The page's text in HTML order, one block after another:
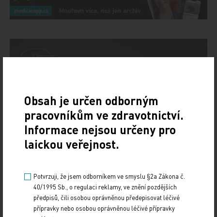
Obsah je určen odborným
pracovníkům ve zdravotnictví.
Informace nejsou určeny pro
laickou veřejnost.
Potvrzuji, že jsem odborníkem ve smyslu §2a Zákona č.
40/1995 Sb., o regulaci reklamy, ve znění pozdějších
předpisů, čili osobou oprávněnou předepisovat léčivé
přípravky nebo osobou oprávněnou léčivé přípravky